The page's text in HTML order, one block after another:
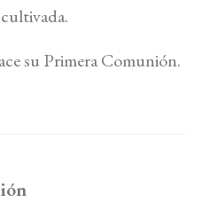
su Primera Comunión.